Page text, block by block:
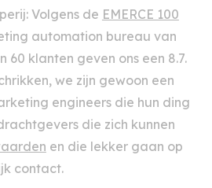
Volgens de EMERCE 100
automation bureau van
60 klanten geven ons een 8.7.
we zijn gewoon een
engineers die hun ding
die zich kunnen
en die lekker gaan op
contact.